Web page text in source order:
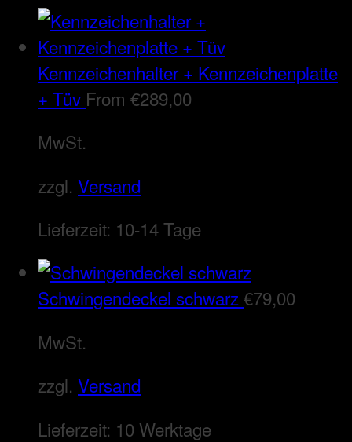
Kennzeichenhalter + Kennzeichenplatte
+ Tüv From €289,00
MwSt.
zzgl. Versand
Lieferzeit: 10-14 Tage
Schwingendeckel schwarz€79,00
MwSt.
zzgl. Versand
Lieferzeit: 10 Werktage